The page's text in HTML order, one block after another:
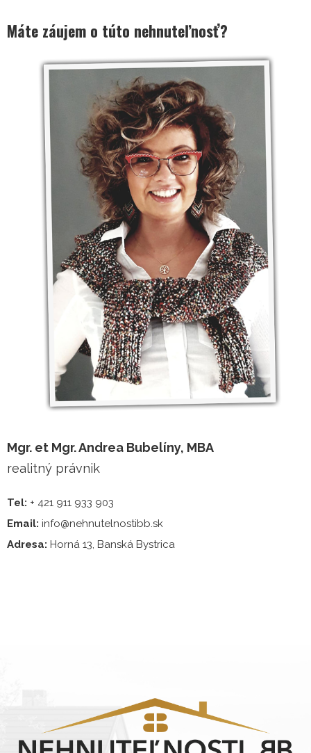
Máte záujem o túto nehnuteľnosť?
Mgr. et Mgr. Andrea Bubelíny, MBA
realitný právnik
Tel: + 421 911 933 903
Email: info@nehnutelnostibb.sk
Adresa: Horná 13, Banská Bystrica